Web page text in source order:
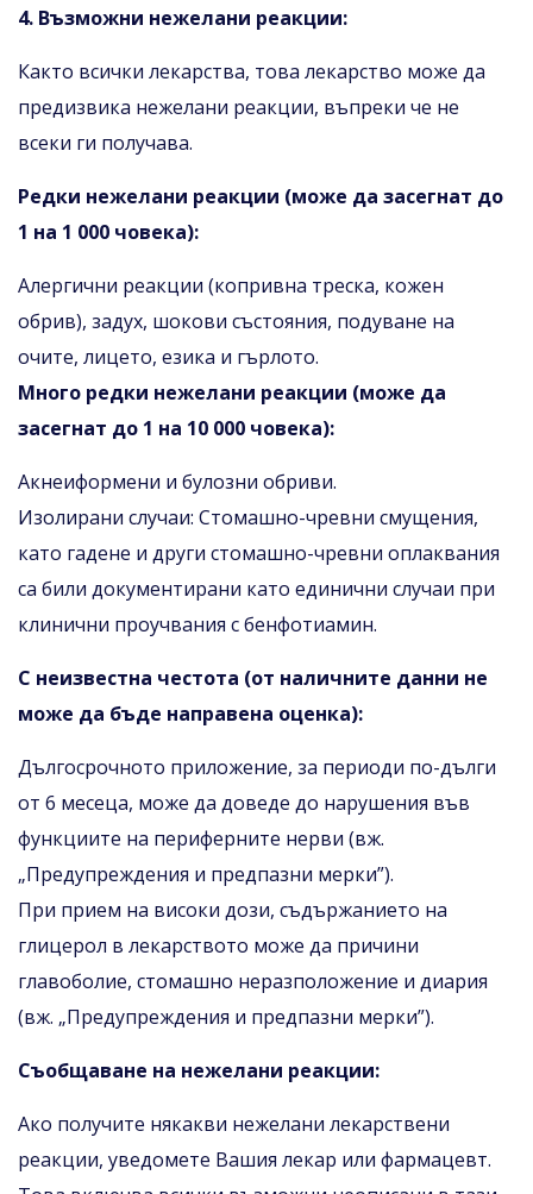
4. Възможни нежелани реакции:
Както всички лекарства, това лекарство може да
предизвика нежелани реакции, въпреки че не
всеки ги получава.
Редки нежелани реакции (може да засегнат до
1 на 1 000 човека):
Алергични реакции (копривна треска, кожен
обрив), задух, шокови състояния, подуване на
очите, лицето, езика и гърлото.
Много редки нежелани реакции (може да
засегнат до 1 на 10 000 човека):
Акнеиформени и булозни обриви.
Изолирани случаи: Стомашно-чревни смущения,
като гадене и други стомашно-чревни оплаквания
са били документирани като единични случаи при
клинични проучвания с бенфотиамин.
С неизвестна честота (от наличните данни не
може да бъде направена оценка):
Дългосрочното приложение, за периоди по-дълги
от 6 месеца, може да доведе до нарушения във
функциите на периферните нерви (вж.
„Предупреждения и предпазни мерки”).
При прием на високи дози, съдържанието на
глицерол в лекарството може да причини
главоболие, стомашно неразположение и диария
(вж. „Предупреждения и предпазни мерки”).
Съобщаване на нежелани реакции:
Ако получите някакви нежелани лекарствени
реакции, уведомете Вашия лекар или фармацевт.